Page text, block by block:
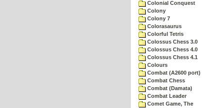
Colonial Conquest
Colony
Colony 7
Colorasaurus
Colorful Tetris
Colossus Chess 3.0
Colossus Chess 4.0
Colossus Chess 4.1
Colours
Combat (A2600 port)
Combat Chess
Combat (Damata)
Combat Leader
Comet Game, The